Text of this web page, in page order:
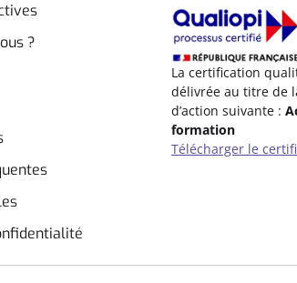
?
La certification
délivrée au titre de
d’action suivante :
formation
Télécharger le